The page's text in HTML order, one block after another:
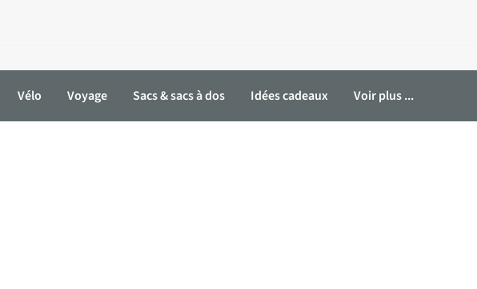
Vélo Voyage Sacs & sacs à dos Idées cadeaux Voir plus ...